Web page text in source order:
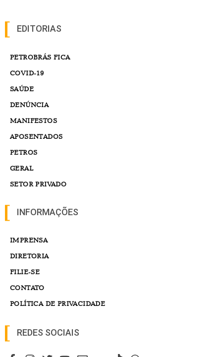
EDITORIAS
PETROBRÁS FICA
COVID-19
SAÚDE
DENÚNCIA
MANIFESTOS
APOSENTADOS
PETROS
GERAL
SETOR PRIVADO
INFORMAÇÕES
IMPRENSA
DIRETORIA
FILIE-SE
CONTATO
POLÍTICA DE PRIVACIDADE
REDES SOCIAIS